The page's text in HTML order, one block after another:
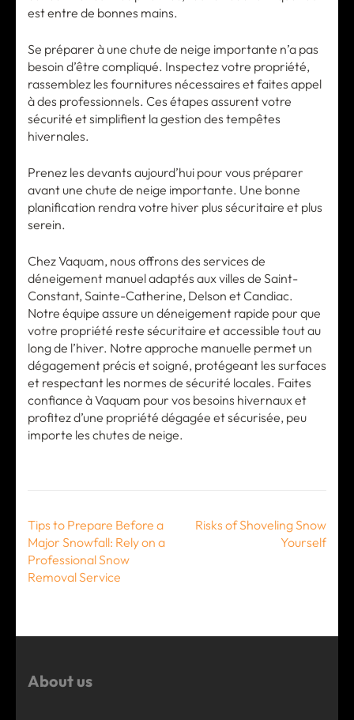
est entre de bonnes mains.
Se préparer à une chute de neige importante n’a pas
besoin d’être compliqué. Inspectez votre propriété,
rassemblez les fournitures nécessaires et faites appel
à des professionnels. Ces étapes assurent votre
sécurité et simplifient la gestion des tempêtes
hivernales.
Prenez les devants aujourd’hui pour vous préparer
avant une chute de neige importante. Une bonne
planification rendra votre hiver plus sécuritaire et plus
serein.
Chez Vaquam, nous offrons des services de
déneigement manuel adaptés aux villes de Saint-
Constant, Sainte-Catherine, Delson et Candiac.
Notre équipe assure un déneigement rapide pour que
votre propriété reste sécuritaire et accessible tout au
long de l’hiver. Notre approche manuelle permet un
dégagement précis et soigné, protégeant les surfaces
et respectant les normes de sécurité locales. Faites
confiance à Vaquam pour vos besoins hivernaux et
profitez d’une propriété dégagée et sécurisée, peu
importe les chutes de neige.
Post
navigation
Tips to Prepare Before a
Major Snowfall: Rely on a
Professional Snow
Removal Service
Risks of Shoveling Snow
Yourself
About us